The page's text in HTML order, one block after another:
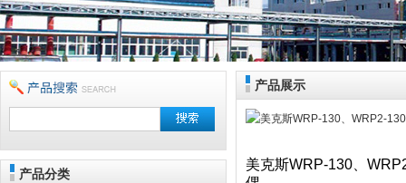
安徽美克斯自动化仪表有限公司
产品分类
产品展示
美克斯WRP-130、